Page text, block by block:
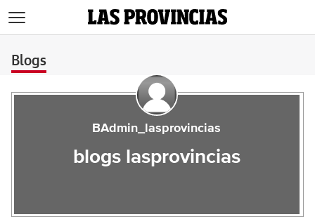
Blogs
BAdmin_lasprovincias
blogs lasprovincias